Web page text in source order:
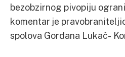
bezobzirnog pivopiju
komentar je
spolova Gordana Lukač-